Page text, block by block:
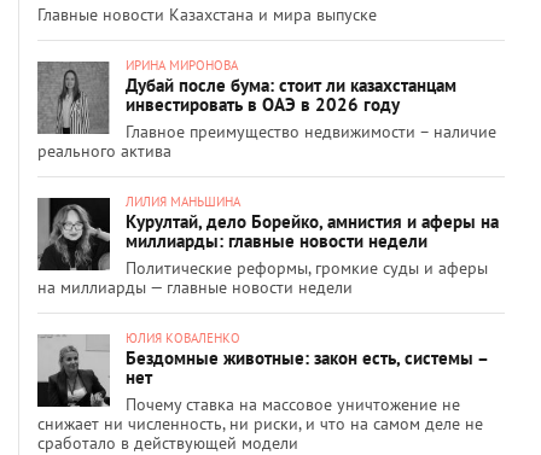
Главные новости Казахстана и мира выпуске
ИРИНА МИРОНОВА
Дубай после бума: стоит ли казахстанцам
инвестировать в ОАЭ в 2026 году
Главное преимущество недвижимости – наличие
реального актива
ЛИЛИЯ МАНЬШИНА
Курултай, дело Борейко, амнистия и аферы на
миллиарды: главные новости недели
Политические реформы, громкие суды и аферы
на миллиарды — главные новости недели
ЮЛИЯ КОВАЛЕНКО
Бездомные животные: закон есть, системы –
нет
Почему ставка на массовое уничтожение не
снижает ни численность, ни риски, и что на самом деле не
сработало в действующей модели